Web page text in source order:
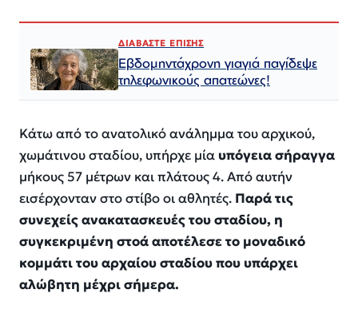
ΔΙΑΒΑΣΤΕ ΕΠΙΣΗΣ
Εβδομηντάχρονη γιαγιά παγίδεψε
τηλεφωνικούς απατεώνες!
Κάτω από το ανατολικό ανάλημμα του αρχικού,
χωμάτινου σταδίου, υπήρχε μία υπόγεια σήραγγα
μήκους 57 μέτρων και πλάτους 4. Από αυτήν
εισέρχονταν στο στίβο οι αθλητές. Παρά τις
συνεχείς ανακατασκευές του σταδίου, η
συγκεκριμένη στοά αποτέλεσε το μοναδικό
κομμάτι του αρχαίου σταδίου που υπάρχει
αλώβητη μέχρι σήμερα.